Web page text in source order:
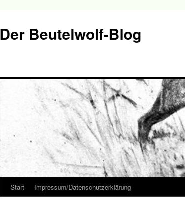
Der Beutelwolf-Blog
Springe
Start Impressum/Datenschutzerklärung